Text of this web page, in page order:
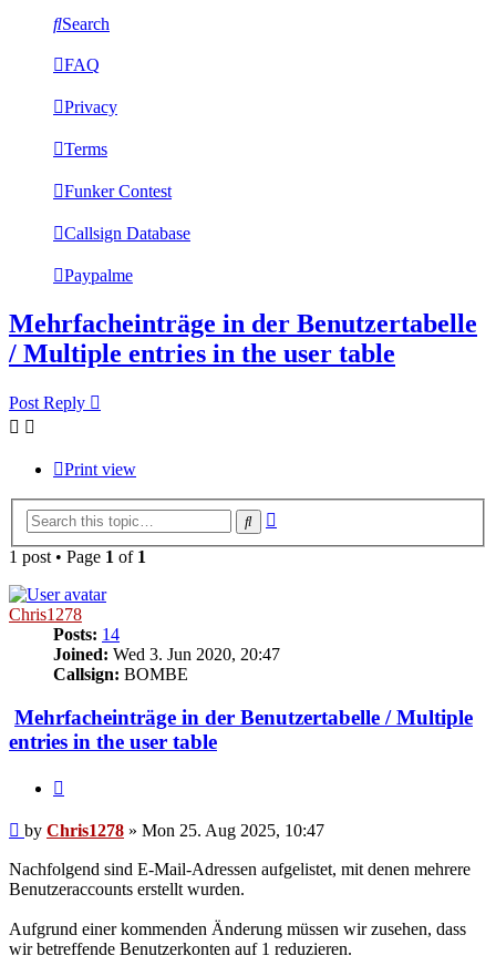
Search
FAQ
Privacy
Terms
Funker Contest
Callsign Database
Paypalme
Mehrfacheinträge in der Benutzertabelle
/ Multiple entries in the user table
Post Reply
Print view
Search
1 post • Page 1 of 1
Chris1278
Posts: 14
Joined: Wed 3. Jun 2020, 20:47
Callsign: BOMBE
Mehrfacheinträge in der Benutzertabelle / Multiple
entries in the user table
Post
by Chris1278 » Mon 25. Aug 2025, 10:47
Nachfolgend sind E-Mail-Adressen aufgelistet, mit denen mehrere
Benutzeraccounts erstellt wurden.
Aufgrund einer kommenden Änderung müssen wir zusehen, dass
wir betreffende Benutzerkonten auf 1 reduzieren.